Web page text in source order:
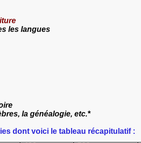
les langues
la généalogie, etc.*
dont voici le tableau récapitulatif :